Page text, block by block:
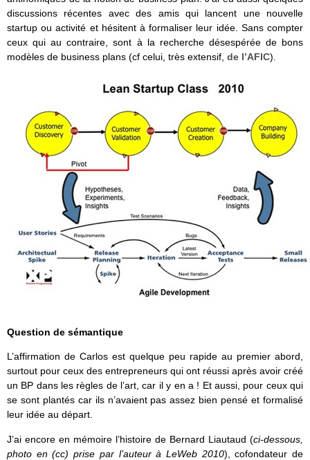
discussions récentes avec des amis qui lancent une nouvelle
startup ou activité et hésitent à formaliser leur idée. Sans compter
ceux qui au contraire, sont à la recherche désespérée de bons
modèles de business plans (cf celui, très extensif, de l’AFIC).
Question de sémantique
L’affirmation de Carlos est quelque peu rapide au premier abord,
surtout pour ceux des entrepreneurs qui ont réussi après avoir créé
un BP dans les règles de l’art, car il y en a ! Et aussi, pour ceux qui
se sont plantés car ils n’avaient pas assez bien pensé et formalisé
leur idée au départ.
J’ai encore en mémoire l’histoire de Bernard Liautaud (ci-dessous,
photo en (cc) prise par l’auteur à LeWeb 2010), cofondateur de